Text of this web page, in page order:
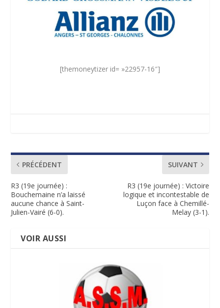
[themoneytizer id= »22957-16″]
PRÉCÉDENT
R3 (19e journée) :
Bouchemaine n’a laissé
aucune chance à Saint-
Julien-Vairé (6-0).
SUIVANT
R3 (19e journée) : Victoire
logique et incontestable de
Luçon face à Chemillé-
Melay (3-1).
VOIR AUSSI